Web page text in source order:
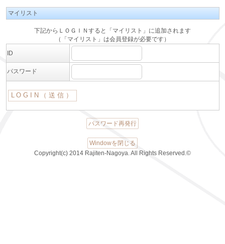
マイリスト
下記からＬＯＧＩＮすると「マイリスト」に追加されます
（「マイリスト」は会員登録が必要です）
ID
パスワード
パスワード再発行
Windowを閉じる
Copyright(c) 2014 Rajiten-Nagoya. All Rights Reserved.©